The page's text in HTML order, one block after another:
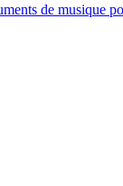
de musique